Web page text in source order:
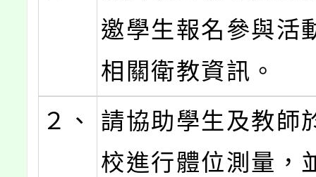
邀學生報名參與活
相關衛教資訊。
２、
請協助學生及教師
校進行體位測量，